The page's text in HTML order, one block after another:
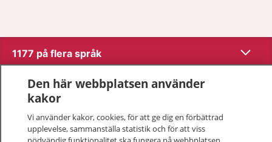
1177 på flera språk Visa
Om 1177
Kontakt
Den här webbplatsen använder
kakor
Vi använder kakor, cookies, för att ge dig en förbättrad
upplevelse, sammanställa statistik och för att viss